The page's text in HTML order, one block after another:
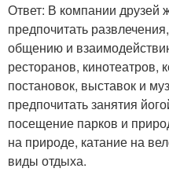
Ответ: В компании
предпочитать
общению и
ресторанов, кинотеатров,
постановок, выставок и
предпочитать занятия
посещение парков и
на природе, катание на
виды отдыха.